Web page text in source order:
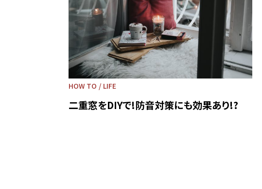
HOW TO LIFE
二重窓をDIYで!防音対策にも効果あり!?